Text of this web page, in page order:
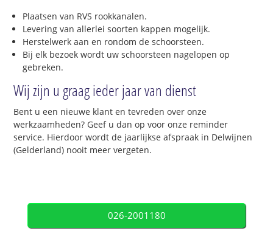
Plaatsen van RVS rookkanalen.
Levering van allerlei soorten kappen mogelijk.
Herstelwerk aan en rondom de schoorsteen.
Bij elk bezoek wordt uw schoorsteen nagelopen op
gebreken.
Wij zijn u graag ieder jaar van dienst
Bent u een nieuwe klant en tevreden over onze
werkzaamheden? Geef u dan op voor onze reminder
service. Hierdoor wordt de jaarlijkse afspraak in Delwijnen
(Gelderland) nooit meer vergeten.
026-2001180